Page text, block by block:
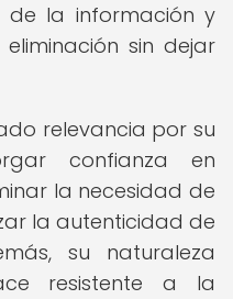
la información y
sin dejar
relevancia por su
confianza en
la necesidad de
la autenticidad de
su naturaleza
resistente a la